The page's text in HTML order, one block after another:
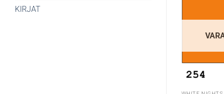
KIRJAT